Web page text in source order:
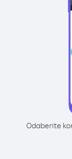
Odaberite